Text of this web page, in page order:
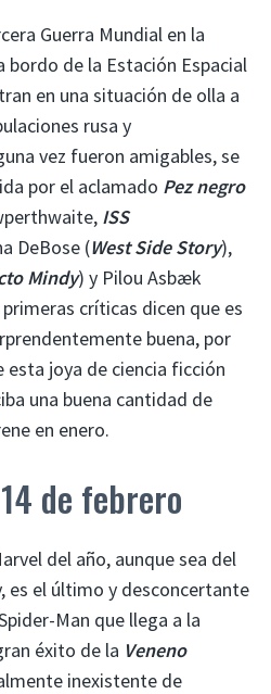
Guerra Mundial en la
de la Estación Espacial
en una situación de olla a
rusa y
vez fueron amigables, se
por el aclamado Pez negro
ISS
DeBose (West Side Story),
Mindy) y Pilou Asbæk
primeras críticas dicen que es
buena, por
esta joya de ciencia ficción
una buena cantidad de
en enero.
de febrero
del año, aunque sea del
es el último y desconcertante
Man que llega a la
éxito de la Veneno
inexistente de